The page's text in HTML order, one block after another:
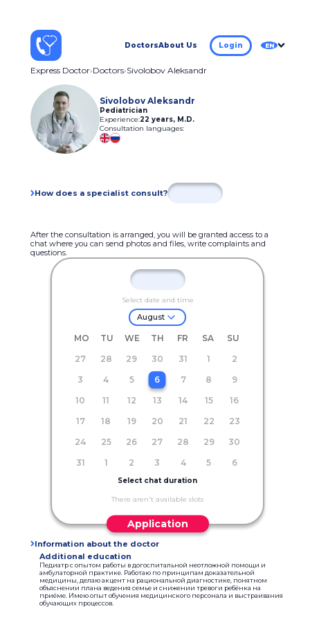
DoctorsAbout Us Login EN
Express Doctor Doctors Sivolobov Aleksandr
Sivolobov Aleksandr
Pediatrician
Experience:22 years, M.D.
Consultation languages:
How does a specialist consult?
After the consultation is arranged, you will be granted access to a
chat where you can send photos and files, write complaints and
questions.
Select date and time
August
MO TU WE TH FR SA
SU
27
28 29 30 31 1
2
3
4 5 6 7 8
9
10
11 12 13 14 15
16
17
18 19 20 21 22
23
24
25 26 27 28 29
30
31
1 2 3 4 5 6
Select chat duration
There aren't available slots
Application
Information about the doctor
Additional education
Педиатр с опытом работы в догоспитальной неотложной помощи и
амбулаторной практике. Работаю по принципам доказательной
медицины, делаю акцент на рациональной диагностике, понятном
объяснении плана ведения семье и снижении тревоги ребёнка на
приёме. Имею опыт обучения медицинского персонала и выстраивания
обучающих процессов.